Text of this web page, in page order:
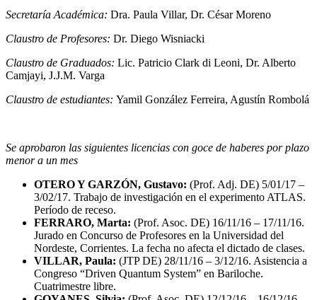
Secretaría Académica: Dra. Paula Villar, Dr. César Moreno
Claustro de Profesores: Dr. Diego Wisniacki
Claustro de Graduados: Lic. Patricio Clark di Leoni, Dr. Alberto
Camjayi, J.J.M. Varga
Claustro de estudiantes: Yamil González Ferreira, Agustín Rombolá
Se aprobaron las siguientes licencias con goce de haberes por plazo
menor a un mes
OTERO Y GARZÓN, Gustavo: (Prof. Adj. DE) 5/01/17 –
3/02/17. Trabajo de investigación en el experimento ATLAS.
Período de receso.
FERRARO, Marta: (Prof. Asoc. DE) 16/11/16 – 17/11/16.
Jurado en Concurso de Profesores en la Universidad del
Nordeste, Corrientes. La fecha no afecta el dictado de clases.
VILLAR, Paula: (JTP DE) 28/11/16 – 3/12/16. Asistencia a
Congreso “Driven Quantum System” en Bariloche.
Cuatrimestre libre.